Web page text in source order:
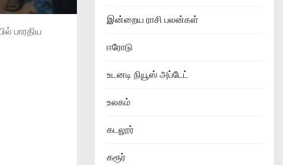
பாரதிய
இன்றைய ராசி பலன்கள்
ஈரோடு
உடனடி நியூஸ் அப்டேட்
உலகம்
கடலூர்
கரூர்